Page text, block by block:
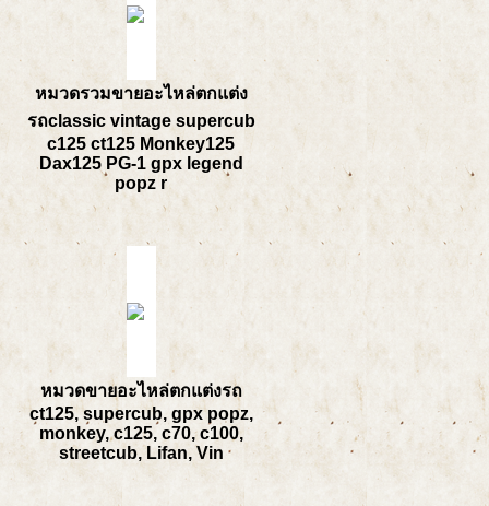
หมวดรวมขายอะไหล่ตกแต่ง
รถclassic vintage supercub
c125 ct125 Monkey125
Dax125 PG-1 gpx legend
popz r
หมวดขายอะไหล่ตกแต่งรถ
ct125, supercub, gpx popz,
monkey, c125, c70, c100,
streetcub, Lifan, Vin